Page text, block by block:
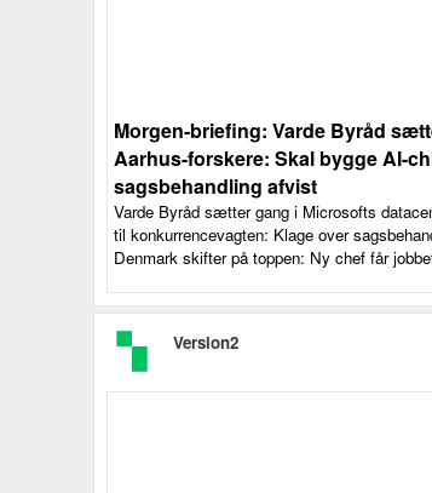
Morgen-briefing: Varde Byråd
Aarhus-forskere: Skal bygge AI-
sagsbehandling afvist
Varde Byråd sætter gang i Microsofts
til konkurrencevagten: Klage over
Denmark skifter på toppen: Ny chef får
Version2